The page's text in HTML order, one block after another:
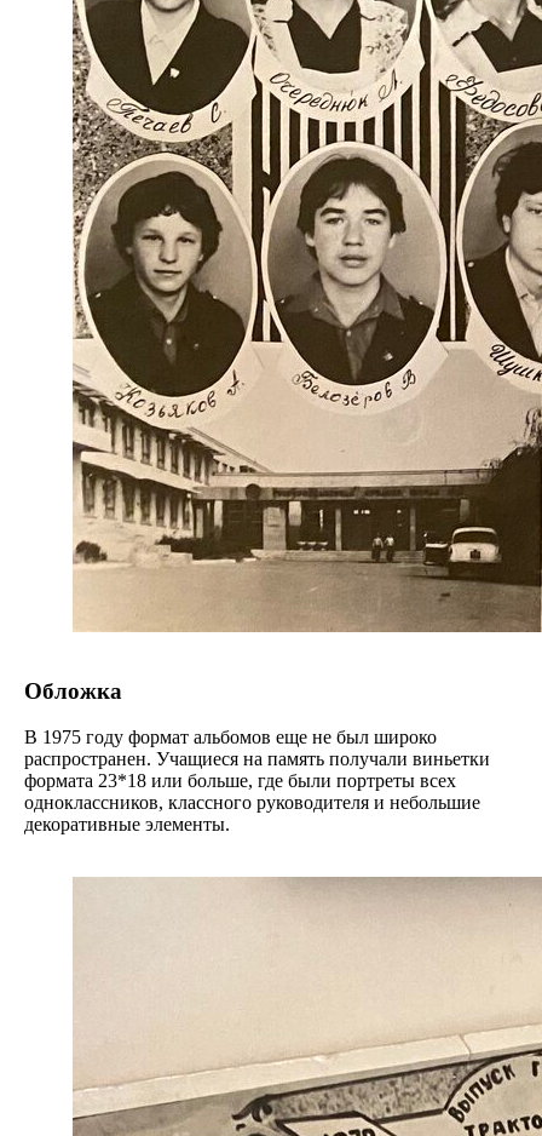
Обложка
В 1975 году формат альбомов еще не был широко
распространен. Учащиеся на память получали виньетки
формата 23*18 или больше, где были портреты всех
одноклассников, классного руководителя и небольшие
декоративные элементы.